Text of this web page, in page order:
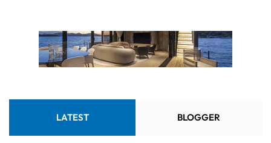
LATEST BLOGGER